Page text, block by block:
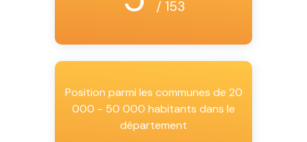
/ 153
Position parmi les communes de 20
000 - 50 000 habitants dans le
département